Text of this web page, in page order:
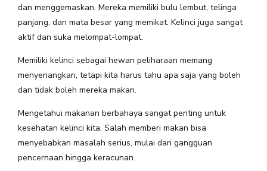
dan menggemaskan. Mereka memiliki bulu lembut, telinga
panjang, dan mata besar yang memikat. Kelinci juga sangat
aktif dan suka melompat-lompat.
Memiliki kelinci sebagai hewan peliharaan memang
menyenangkan, tetapi kita harus tahu apa saja yang boleh
dan tidak boleh mereka makan.
Mengetahui makanan berbahaya sangat penting untuk
kesehatan kelinci kita. Salah memberi makan bisa
menyebabkan masalah serius, mulai dari gangguan
pencernaan hingga keracunan.